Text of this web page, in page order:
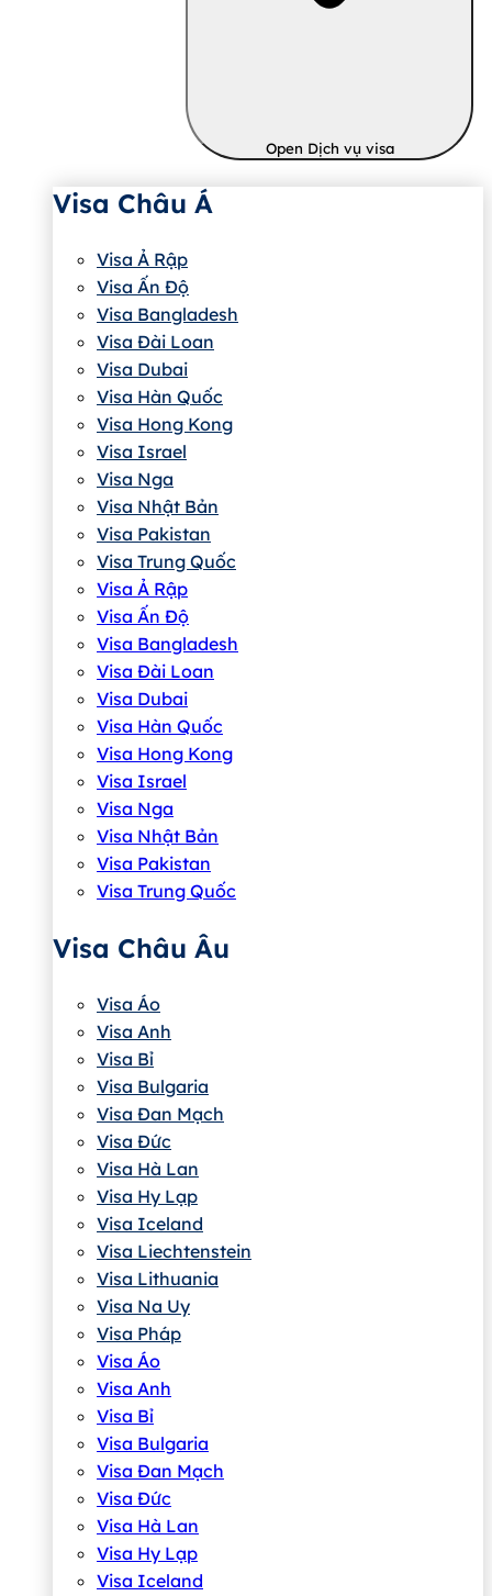
Open Dịch vụ visa
Visa Châu Á
Visa Ả Rập
Visa Ấn Độ
Visa Bangladesh
Visa Đài Loan
Visa Dubai
Visa Hàn Quốc
Visa Hong Kong
Visa Israel
Visa Nga
Visa Nhật Bản
Visa Pakistan
Visa Trung Quốc
Visa Ả Rập
Visa Ấn Độ
Visa Bangladesh
Visa Đài Loan
Visa Dubai
Visa Hàn Quốc
Visa Hong Kong
Visa Israel
Visa Nga
Visa Nhật Bản
Visa Pakistan
Visa Trung Quốc
Visa Châu Âu
Visa Áo
Visa Anh
Visa Bỉ
Visa Bulgaria
Visa Đan Mạch
Visa Đức
Visa Hà Lan
Visa Hy Lạp
Visa Iceland
Visa Liechtenstein
Visa Lithuania
Visa Na Uy
Visa Pháp
Visa Áo
Visa Anh
Visa Bỉ
Visa Bulgaria
Visa Đan Mạch
Visa Đức
Visa Hà Lan
Visa Hy Lạp
Visa Iceland